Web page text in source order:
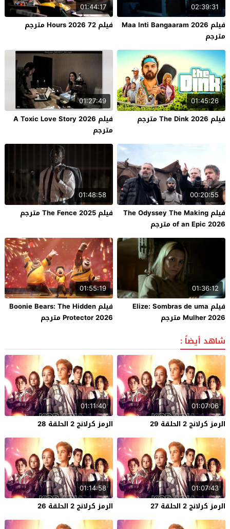
02:39:31
فيلم Maa Inti Bangaaram 2026
مترجم
01:44:17
فيلم 72 Hours 2026 مترجم
01:45:26
فيلم The Dink 2026 مترجم
01:27:49
فيلم A Toxic Love Story 2026
مترجم
00:20:55
فيلم The Odyssey The Making
of an Epic 2026 مترجم
01:48:58
فيلم The Fence 2025 مترجم
01:36:12
فيلم Elize: Sombras de uma
Mulher 2026 مترجم
01:55:19
فيلم Boonie Bears: The Hidden
Protector 2026 مترجم
شاهد أيضاً :
01:07:06
الرمز كرلانج 2 الحلقة 29
01:11:40
الرمز كرلانج 2 الحلقة 28
01:07:43
الرمز كرلانج 2 الحلقة 27
01:14:58
الرمز كرلانج 2 الحلقة 26